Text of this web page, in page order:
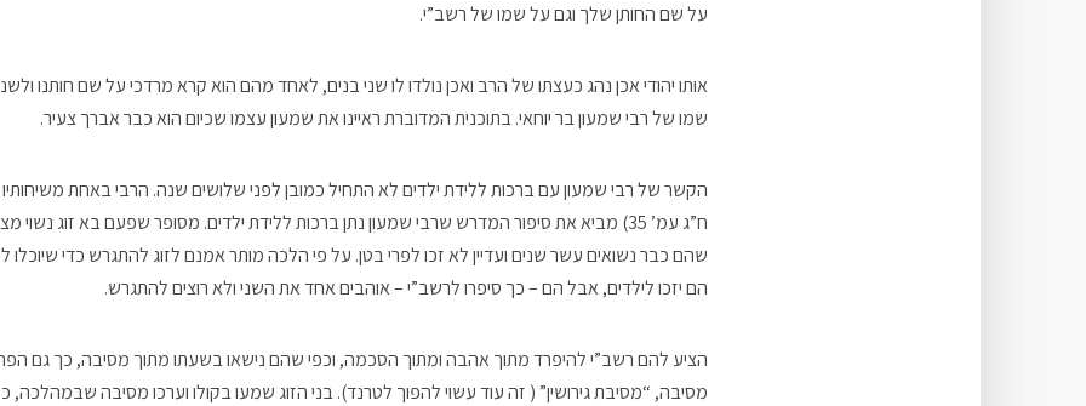
על שם החותן שלך וגם על שמו של רשב”י.
אותו יהודי אכן נהג כעצתו של הרב ואכן נולדו לו שני בנים, לאחד מהם הוא קרא מרדכי על שם חותנו
שמו של רבי שמעון בר יוחאי. בתוכנית המדוברת ראיינו את שמעון עצמו שכיום הוא כבר אברך צעיר.
הקשר של רבי שמעון עם ברכות ללידת ילדים לא התחיל כמובן לפני שלושים שנה. הרבי באחת
ח”ג עמ’ 35) מביא את סיפור המדרש שרבי שמעון נתן ברכות ללידת ילדים. מסופר שפעם בא זוג נשוי
שהם כבר נשואים עשר שנים ועדיין לא זכו לפרי בטן. על פי הלכה מותר אמנם לזוג להתגרש כדי שיוכלו
הם יזכו לילדים, אבל הם – כך סיפרו לרשב”י – אוהבים אחד את השני ולא רוצים להתגרש.
הציע להם רשב”י להיפרד מתוך אהבה ומתוך הסכמה, וכפי שהם נישאו בשעתו מתוך מסיבה, כך גם
מסיבה, “מסיבת גירושין” ( זה עוד עשוי להפוך לטרנד). בני הזוג שמעו בקולו וערכו מסיבה שבמהלכה,